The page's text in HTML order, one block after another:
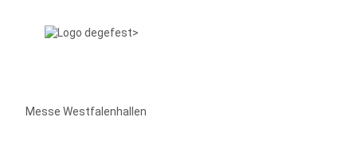
Messe Westfalenhallen